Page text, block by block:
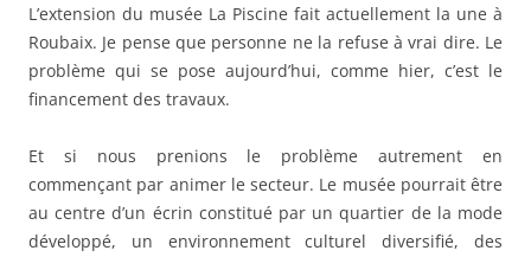
L’extension du musée La Piscine fait actuellement la une à
Roubaix. Je pense que personne ne la refuse à vrai dire. Le
problème qui se pose aujourd’hui, comme hier, c’est le
financement des travaux.
Et si nous prenions le problème autrement en
commençant par animer le secteur. Le musée pourrait être
au centre d’un écrin constitué par un quartier de la mode
développé, un environnement culturel diversifié, des